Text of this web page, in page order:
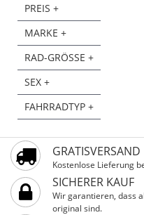
PREIS +
MARKE +
RAD-GRÖSSE +
SEX +
FAHRRADTYP +
GRATISVERSAND
Kostenlose Lieferung
SICHERER KAUF
Wir garantieren, dass
original sind.